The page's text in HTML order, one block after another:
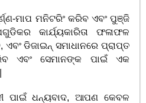
ମାପ ମନିଟରିଂ କରିବ ଏବଂ ପୁଞ୍ଜି
କାର୍ଯ୍ୟକାରିତା ଫଳାଫଳ
ଡିଜାଇନ୍ ସମାଧାନରେ ପ୍ରାପ୍ତ
ଏବଂ ସେମାନଙ୍କ ପାଇଁ ଏକ
ପାଇଁ ଧନ୍ୟବାଦ, ଆପଣ କେବଳ